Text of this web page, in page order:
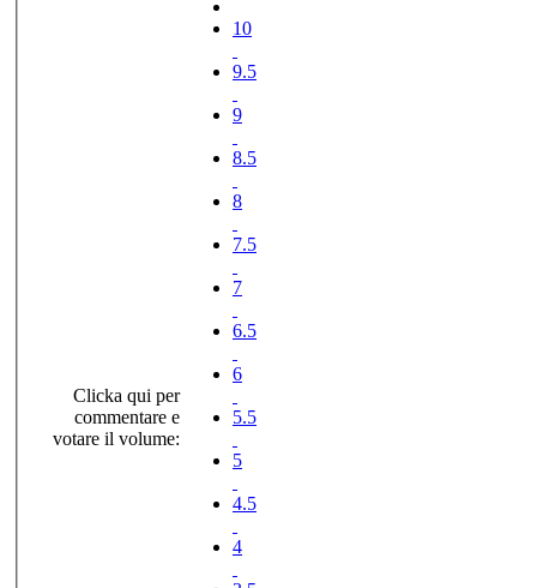
Clicka qui per
commentare e
votare il volume:
10
9.5
9
8.5
8
7.5
7
6.5
6
5.5
5
4.5
4